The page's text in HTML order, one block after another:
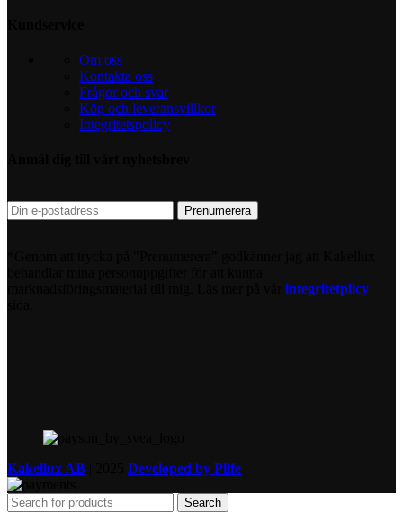
Om oss
Kontakta oss
Frågor och svar
Köp och leveransvillkor
Integritetspolicy
integritetplicy
Kakellux AB Developed by Plife
Search